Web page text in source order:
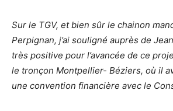
Sur le TGV, et bien sûr le chainon
Perpignan, j’ai souligné auprès de
très positive pour l’avancée de ce
le tronçon Montpellier- Béziers, où il
une convention financière avec le